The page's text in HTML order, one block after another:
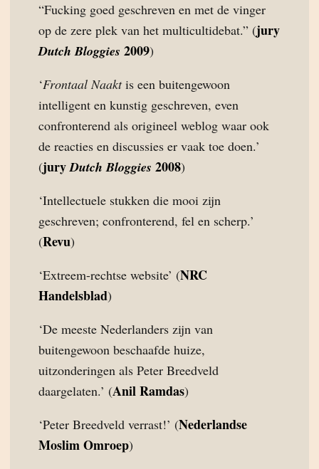
“Fucking goed geschreven en met de vinger
op de zere plek van het multicultidebat.” (jury
Dutch Bloggies 2009)
‘Frontaal Naaktis een buitengewoon
intelligent en kunstig geschreven, even
confronterend als origineel weblog waar ook
de reacties en discussies er vaak toe doen.’
(juryDutch Bloggies 2008)
‘Intellectuele stukken die mooi zijn
geschreven; confronterend, fel en scherp.’
(Revu)
‘Extreem-rechtse website’ (NRC
Handelsblad)
‘De meeste Nederlanders zijn van
buitengewoon beschaafde huize,
uitzonderingen als Peter Breedveld
daargelaten.’ (Anil Ramdas)
‘Peter Breedveld verrast!’ (Nederlandse
Moslim Omroep)